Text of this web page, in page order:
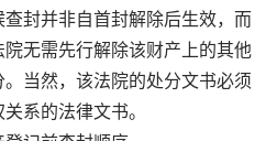
封并非自首封解除后生效，而
无需先行解除该财产上的其他
当然，该法院的处分文书必须
系的法律文书。